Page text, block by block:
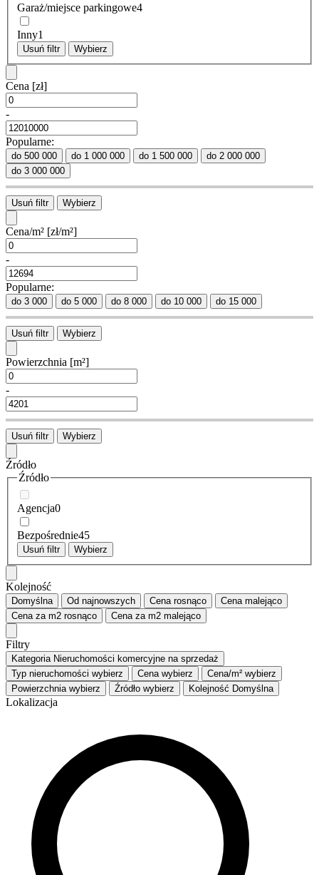
Garaż/miejsce parkingowe4
Inny1
Usuń filtr Wybierz
Cena [zł]
-
Popularne:
do 500 000 do 1 000 000 do 1 500 000
do 2 000 000
do 3 000 000
Usuń filtr Wybierz
Cena/m² [zł/m²]
-
Popularne:
do 3 000 do 5 000 do 8 000 do 10 000 do 15 000
Usuń filtr Wybierz
Powierzchnia [m²]
-
Usuń filtr Wybierz
Źródło
Źródło
Agencja0
Bezpośrednie45
Usuń filtr Wybierz
Kolejność
Domyślna Od najnowszych Cenarosnąco Cenamalejąco
Cena za m2 rosnąco Cena za m2 malejąco
Filtry
Kategoria Nieruchomości komercyjne na sprzedaż
Typ nieruchomości wybierz Cena wybierz Cena/m² wybierz
Powierzchnia wybierz Źródło wybierz Kolejność Domyślna
Lokalizacja